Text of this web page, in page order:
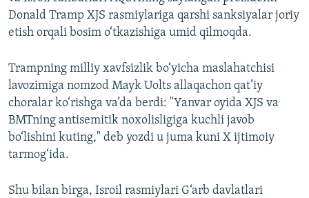
Donald Tramp XJS rasmiylariga qarshi sanksiyalar joriy
etish orqali bosim o‘tkazishiga umid qilmoqda.
Trampning milliy xavfsizlik bo‘yicha maslahatchisi
lavozimiga nomzod Mayk Uolts allaqachon qat’iy
choralar ko‘rishga va’da berdi: "Yanvar oyida XJS va
BMTning antisemitik noxolisligiga kuchli javob
bo‘lishini kuting," deb yozdi u juma kuni X ijtimoiy
tarmog‘ida.
Shu bilan birga, Isroil rasmiylari G‘arb davlatlari